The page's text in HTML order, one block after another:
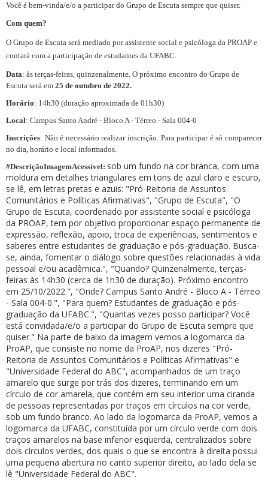
Você é bem-vinda/e/o a participar do Grupo de Escuta sempre que quiser.
Com quem?
O Grupo de Escuta será mediado por assistente social e psicóloga da PROAP e
contará com a participação de estudantes da UFABC.
Data: às terças-feiras, quinzenalmente. O próximo encontro do Grupo de
Escuta será em 25 de outubro de 2022.
Horário: 14h30 (duração aproximada de 01h30)
Local: Campus Santo André - Bloco A - Térreo - Sala 004-0
Inscrições: Não é necessário realizar inscrição. Para participar é só comparecer
no dia, horário e local informados.
#DescriçãoImagemAcessível: sob um fundo na cor branca, com uma
moldura em detalhes triangulares em tons de azul claro e escuro,
se lê, em letras pretas e azuis: "Pró-Reitoria de Assuntos
Comunitários e Políticas Afirmativas", "Grupo de Escuta", "O
Grupo de Escuta, coordenado por assistente social e psicóloga
da PROAP, tem por objetivo proporcionar espaço permanente de
expressão, reflexão, apoio, troca de experiências, sentimentos e
saberes entre estudantes de graduação e pós-graduação. Busca-
se, ainda, fomentar o diálogo sobre questões relacionadas à vida
pessoal e/ou acadêmica.", "Quando? Quinzenalmente, terças-
feiras às 14h30 (cerca de 1h30 de duração). Próximo encontro
em 25/10/2022.", "Onde? Campus Santo André - Bloco A - Térreo
- Sala 004-0.", "Para quem? Estudantes de graduação e pós-
graduação da UFABC.", "Quantas vezes posso participar? Você
está convidada/e/o a participar do Grupo de Escuta sempre que
quiser." Na parte de baixo da imagem vemos a logomarca da
ProAP, que consiste no nome da ProAP, nos dizeres "Pró-
Reitoria de Assuntos Comunitários e Políticas Afirmativas" e
"Universidade Federal do ABC", acompanhados de um traço
amarelo que surge por trás dos dizeres, terminando em um
círculo de cor amarela, que contém em seu interior uma ciranda
de pessoas representadas por traços em círculos na cor verde,
sob um fundo branco. Ao lado da logomarca da ProAP, vemos a
logomarca da UFABC, constituída por um círculo verde com dois
traços amarelos na base inferior esquerda, centralizados sobre
dois círculos verdes, dos quais o que se encontra à direita possui
uma pequena abertura no canto superior direito, ao lado dela se
lê "Universidade Federal do ABC".